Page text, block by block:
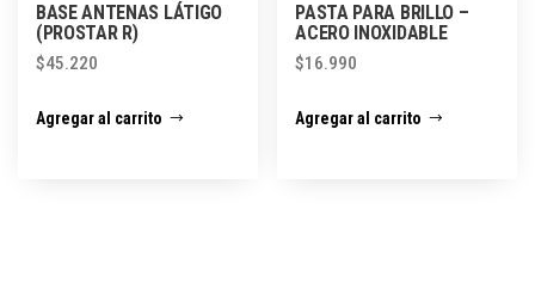
BASE ANTENAS LÁTIGO
(PROSTAR R)
$45.220
Agregar al carrito
PASTA PARA BRILLO –
ACERO INOXIDABLE
$16.990
Agregar al carrito